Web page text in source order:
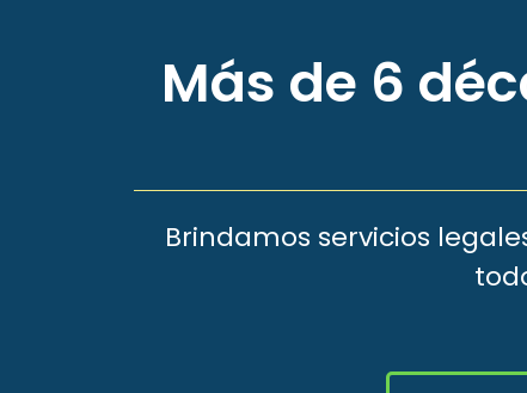
Más de 6
Brindamos servicios